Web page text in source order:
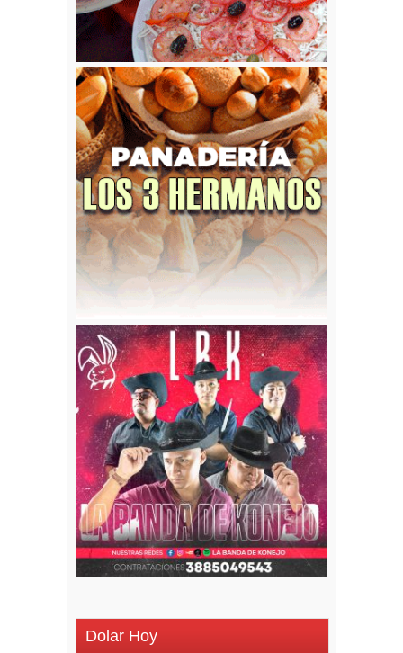
Dolar Hoy